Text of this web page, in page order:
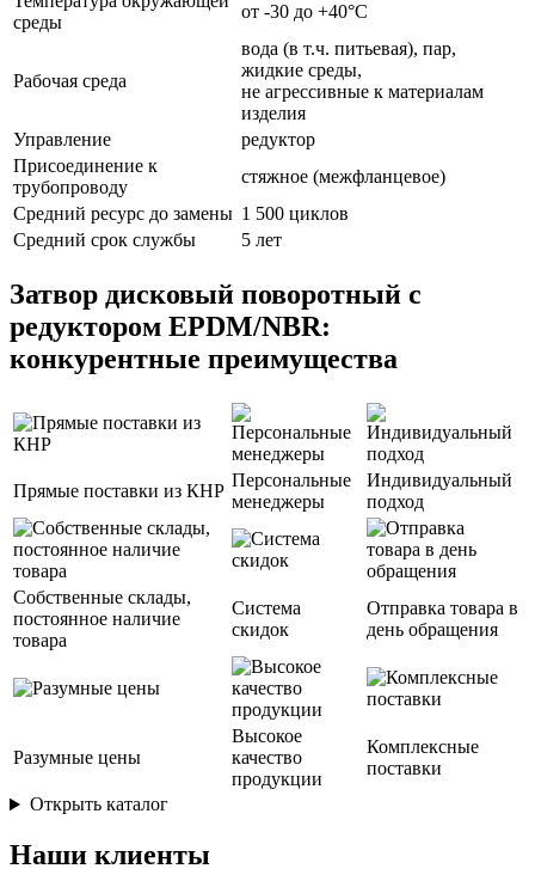
среды
от -30 до +40°С
Рабочая среда
вода (в т.ч. питьевая), пар,
жидкие среды,
не агрессивные к материалам
изделия
Управление
редуктор
Присоединение к
трубопроводу
стяжное (межфланцевое)
Средний ресурс до замены 1 500 циклов
Средний срок службы
5 лет
Затвор дисковый поворотный с
редуктором EPDM/NBR:
конкурентные преимущества
Прямые поставки из КНР
Персональные
менеджеры
Индивидуальный
подход
Собственные склады,
постоянное наличие
товара
Система
скидок
Отправка товара в
день обращения
Разумные цены
Высокое
качество
продукции
Комплексные
поставки
Открыть каталог
Наши клиенты